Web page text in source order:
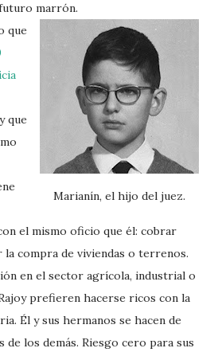
marrón.
Marianín, el hijo del juez.
que
que
el mismo oficio que él: cobrar
compra de viviendas o terrenos.
en el sector agrícola, industrial o
prefieren hacerse ricos con la
Él y sus hermanos se hacen de
los demás. Riesgo cero para sus